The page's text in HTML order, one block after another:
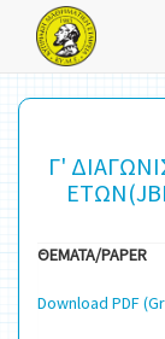
Γ'
ΘΕΜΑΤΑ/PAPER
Download PDF